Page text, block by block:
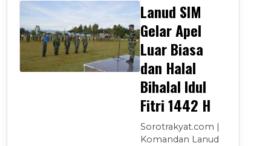
Lanud SIM
Gelar Apel
Luar Biasa
dan Halal
Bihalal Idul
Fitri 1442 H
Sorotrakyat.com |
Komandan Lanud